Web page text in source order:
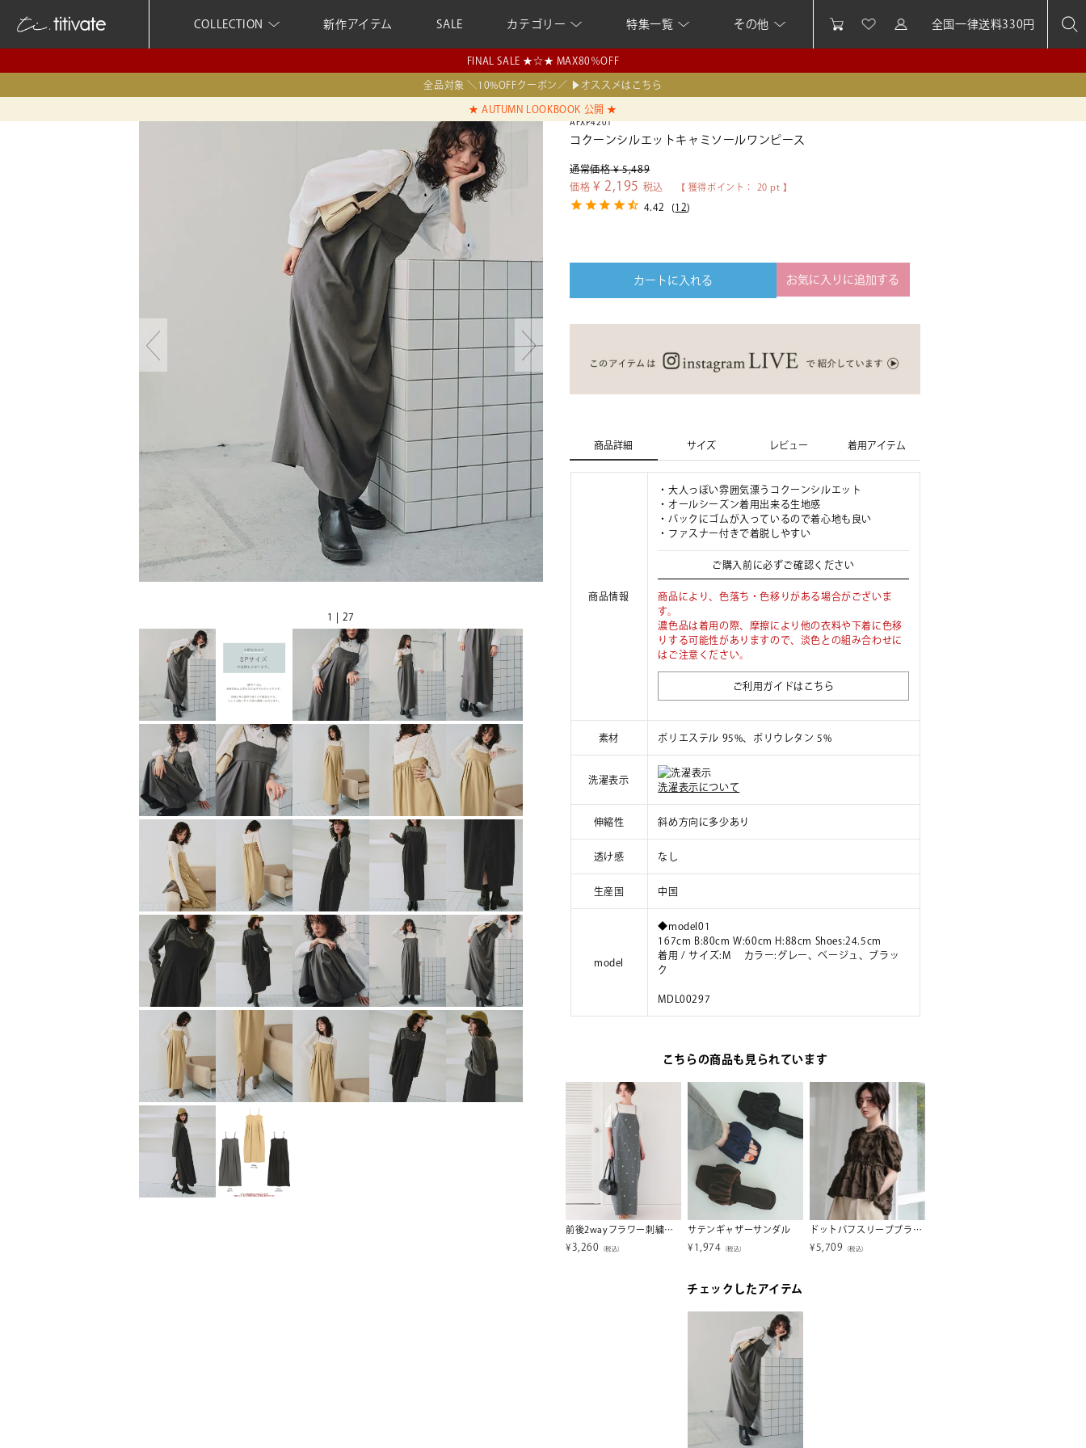
COLLECTION 新作アイテム SALE カテゴリー 特集一覧 その他 全国一律送料330円
FINAL SALE ★☆★ MAX80％OFF
全品対象 ＼10%OFFクーポン／ ▶オススメはこちら
★ AUTUMN LOOKBOOK 公開 ★
1 | 27
AFXP4201
コクーンシルエットキャミソールワンピース
通常価格 ¥ 5,489
価格 ¥ 2,195 税込 【 獲得ポイント： 20 pt 】
4.42 (12)
カートに入れる お気に入りに追加する
商品詳細 サイズ レビュー 着用アイテム
商品情報
・大人っぽい雰囲気漂うコクーンシルエット
・オールシーズン着用出来る生地感
・バックにゴムが入っているので着心地も良い
・ファスナー付きで着脱しやすい
ご購入前に必ずご確認ください
商品により、色落ち・色移りがある場合がございま
す。
濃色品は着用の際、摩擦により他の衣料や下着に色移
りする可能性がありますので、淡色との組み合わせに
はご注意ください。
ご利用ガイドはこちら
素材 ポリエステル 95%、ポリウレタン 5%
洗濯表示
洗濯表示について
伸縮性 斜め方向に多少あり
透け感 なし
生産国 中国
model
◆model01
167cm B:80cm W:60cm H:88cm Shoes:24.5cm
着用 / サイズ:M カラー:グレー、ベージュ、ブラッ
ク
MDL00297
こちらの商品も見られています
前後2wayフラワー刺繍キャミソールワンピース【メール便可／100】
¥ 3,260 （税込）
サテンギャザーサンダル
¥ 1,974 （税込）
ドットパフスリーブブラウス
¥ 5,709 （税込）
チェックしたアイテム